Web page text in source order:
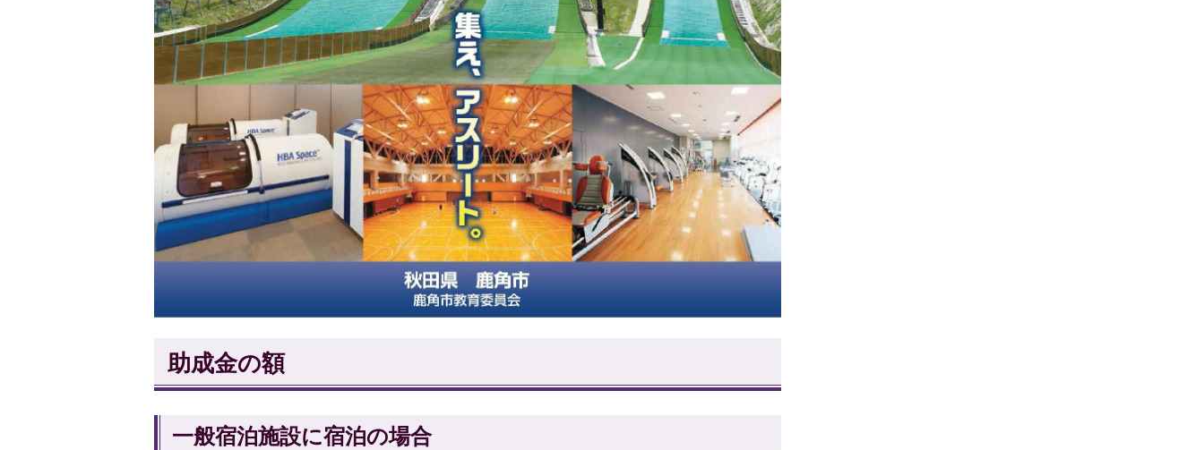
助成金の額
一般宿泊施設に宿泊の場合